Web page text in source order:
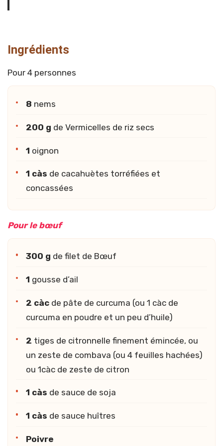
Ingrédients
Pour 4 personnes
8 nems
200 g de Vermicelles de riz secs
1 oignon
1 càs de cacahuètes torréfiées et
concassées
Pour le bœuf
300 g de filet de Bœuf
1 gousse d’ail
2 càc de pâte de curcuma (ou 1 càc de
curcuma en poudre et un peu d’huile)
2 tiges de citronnelle finement émincée, ou
un zeste de combava (ou 4 feuilles hachées)
ou 1càc de zeste de citron
1 càs de sauce de soja
1 càs de sauce huîtres
Poivre